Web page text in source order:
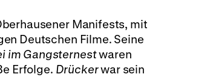
Manifests, mit
Deutschen Filme. Seine
im Gangsternestwaren
Erfolge. Drückerwar sein